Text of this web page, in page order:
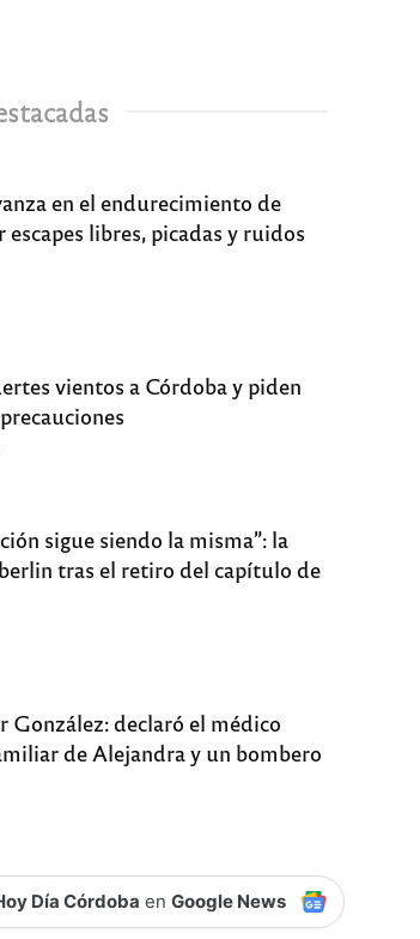
en el endurecimiento de
escapes libres, picadas y ruidos
vientos a Córdoba y piden
sigue siendo la misma”: la
tras el retiro del capítulo de
González: declaró el médico
de Alejandra y un bombero
Día Córdoba enGoogle News